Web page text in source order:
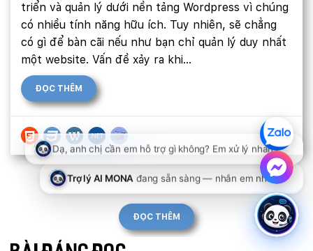
triển và quản lý dưới nền tảng Wordpress vì chúng
có nhiều tính năng hữu ích. Tuy nhiên, sẽ chẳng
có gì để bàn cãi nếu như bạn chỉ quản lý duy nhất
một website. Vấn đề xảy ra khi...
ĐỌC THÊM
ĐỌC THÊM